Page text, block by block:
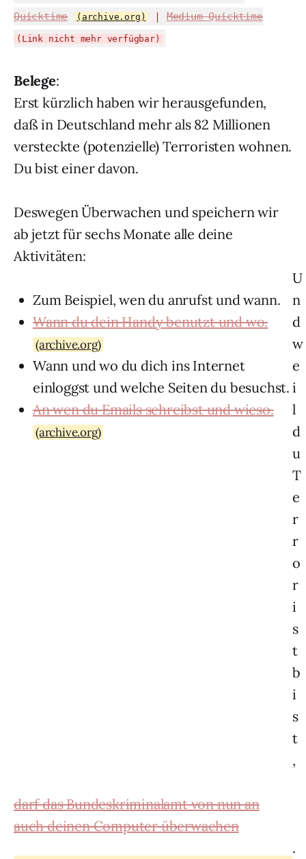
Quicktime
(archive.org) | Medium Quicktime
(Link nicht mehr verfügbar)
Belege:
Erst kürzlich haben wir herausgefunden,
daß in Deutschland mehr als 82 Millionen
versteckte (potenzielle) Terroristen wohnen.
Du bist einer davon.
Deswegen Überwachen und speichern wir
ab jetzt für sechs Monate alle deine
Aktivitäten:
Zum Beispiel, wen du anrufst und wann.
Wann du dein Handy benutzt und wo.
(archive.org)
Wann und wo du dich ins Internet
einloggst und welche Seiten du besuchst.
An wen du Emails schreibst und wieso.
(archive.org)
U
n
d
w
e
i
l
d
u
T
e
r
r
o
r
i
s
t
b
i
s
t
,
darf das Bundeskriminalamt von nun an
auch deinen Computer überwachen
.